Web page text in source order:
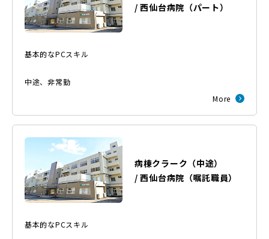
/西仙台病院 （パート）
基本的なPCスキル
中途、非常勤
More
病棟クラーク（中途）
/西仙台病院 （嘱託職員）
基本的なPCスキル